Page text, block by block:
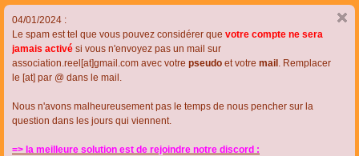
04/01/2024 :
Le spam est tel que vous pouvez considérer que votre compte ne sera
jamais activé si vous n'envoyez pas un mail sur
association.reel[at]gmail.com avec votre pseudo et votre mail . Remplacer
le [at] par @ dans le mail.
Nous n'avons malheureusement pas le temps de nous pencher sur la
question dans les jours qui viennent.
=> la meilleure solution est de rejoindre notre discord :